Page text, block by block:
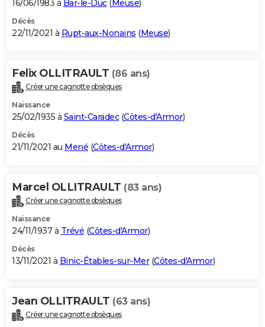
16/06/1983 à Bar-le-Duc( Meuse)
Décès
22/11/2021 à Rupt-aux-Nonains (Meuse)
Felix OLLITRAULT (86 ans)
Créer une cagnotte obsèques
Naissance
25/02/1935 à Saint-Caradec(Côtes-d'Armor)
Décès
21/11/2021 au Mené (Côtes-d'Armor)
Marcel OLLITRAULT (83 ans)
Créer une cagnotte obsèques
Naissance
24/11/1937 à Trévé (Côtes-d'Armor)
Décès
13/11/2021 à Binic-Étables-sur-Mer(Côtes-d'Armor)
Jean OLLITRAULT (63 ans)
Créer une cagnotte obsèques